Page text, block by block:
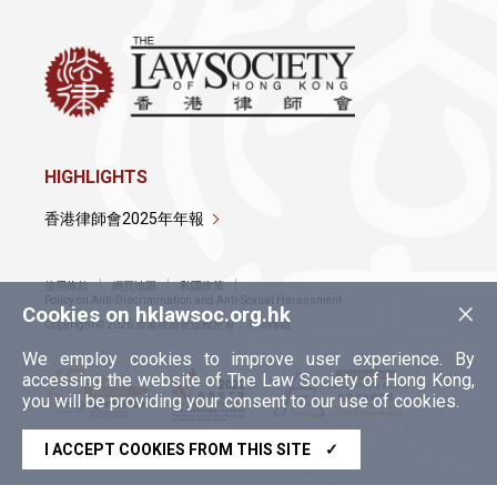
×
Cookies on hklawsoc.org.hk
We employ cookies to improve user experience. By
accessing the website of The Law Society of Hong Kong,
you will be providing your consent to our use of cookies.
I ACCEPT COOKIES FROM THIS SITE ✓
HIGHLIGHTS
香港律師會2025年年報
使用條款 網頁地圖
私隱政策
Policy on Anti-Discrimination and Anti-Sexual Harassment
Copyright © 2026 香港律師會版權所有，不得轉載